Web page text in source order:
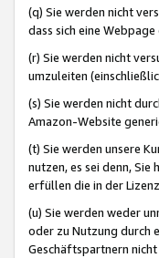
(q) Sie werden nicht
dass sich eine
(r) Sie werden nicht
umzuleiten
(s) Sie werden nicht
Amazon-Website
(t) Sie werden unsere
nutzen, es sei denn,
erfüllen die in der
(u) Sie werden weder
oder zu Nutzung durch
Geschäftspartnern